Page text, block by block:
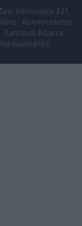
Μεσογείων 321,
· Αρχισυντάκτης:
Εμπορικά θέματα: